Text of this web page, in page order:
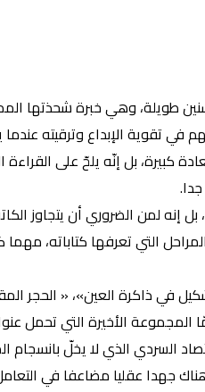
طويلة، وهي خبرة شحذتها
في تقوية الإبداع
كبيرة، بل إنّه يلحّ على
الضروري أن يتجاوز
التي تعرفها كتاباته،
في ذاكرة العين»، « الحجر
أمّا المجموعة الأخيرة التي
السردي الذي لا يخلّ بانسجام
جهدا عقليا مضاعفا في